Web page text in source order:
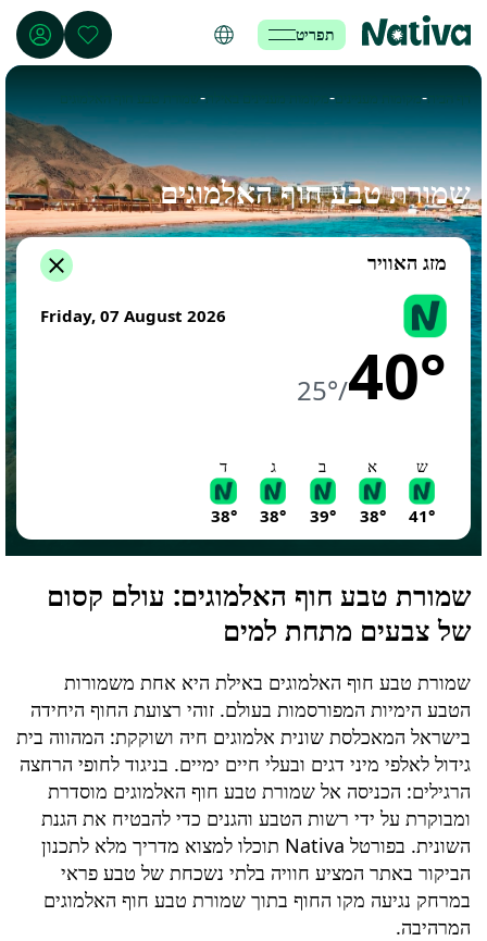
תפריט
דף הבית - מקומות מעניינים - מקומות מעניינים באילת- שמורת טבע חוף האלמוגים
שמורת טבע חוף האלמוגים
מזג האוויר
Friday, 07 August 2026
40°
/
25°
ש
41°
א
38°
ב
39°
ג
38°
ד
38°
שמורת טבע חוף האלמוגים: עולם קסום
של צבעים מתחת למים
שמורת טבע חוף האלמוגים באילת היא אחת משמורות
הטבע הימיות המפורסמות בעולם. זוהי רצועת החוף היחידה
בישראל המאכלסת שונית אלמוגים חיה ושוקקת: המהווה בית
גידול לאלפי מיני דגים ובעלי חיים ימיים. בניגוד לחופי הרחצה
הרגילים: הכניסה אל שמורת טבע חוף האלמוגים מוסדרת
ומבוקרת על ידי רשות הטבע והגנים כדי להבטיח את הגנת
השונית. בפורטל Nativa תוכלו למצוא מדריך מלא לתכנון
הביקור באתר המציע חוויה בלתי נשכחת של טבע פראי
במרחק נגיעה מקו החוף בתוך שמורת טבע חוף האלמוגים
המרהיבה.